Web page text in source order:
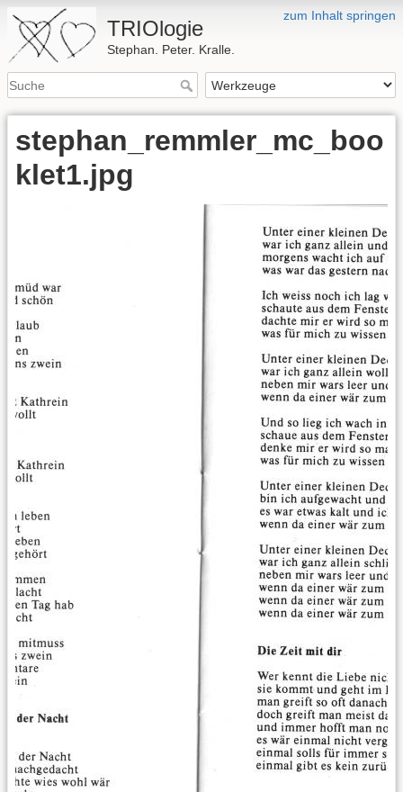
zum Inhalt springen
TRIOlogie
Stephan. Peter. Kralle.
stephan_remmler_mc_boo
klet1.jpg